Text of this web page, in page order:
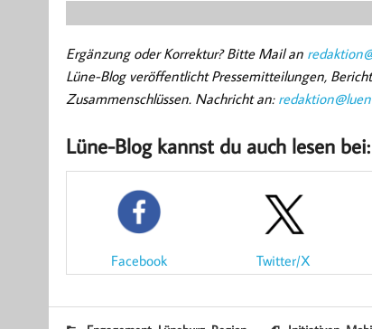
Ergänzung oder Korrektur? Bitte Mail an
Lüne-Blog veröffentlicht Pressemitteilungen,
Zusammenschlüssen. Nachricht an:
Lüne-Blog kannst du auch lesen bei:
Facebook Twitter/X